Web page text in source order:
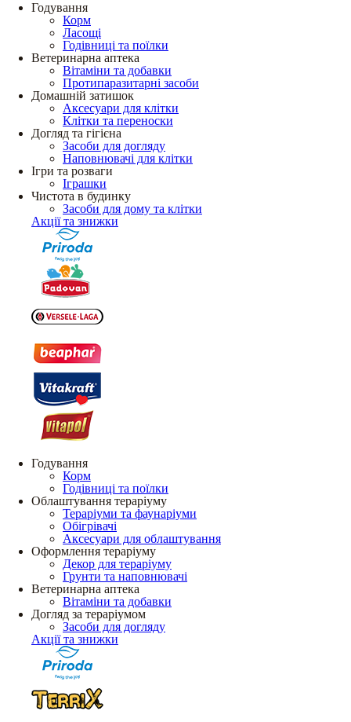
Годування
Корм
Ласощі
Годівниці та поїлки
Ветеринарна аптека
Вітаміни та добавки
Протипаразитарні засоби
Домашній затишок
Аксесуари для клітки
Клітки та переноски
Догляд та гігієна
Засоби для догляду
Наповнювачі для клітки
Ігри та розваги
Іграшки
Чистота в будинку
Засоби для дому та клітки
Акції та знижки
Годування
Корм
Годівниці та поїлки
Облаштування тераріуму
Тераріуми та фаунаріуми
Обігрівачі
Аксесуари для облаштування
Оформлення тераріуму
Декор для тераріуму
Грунти та наповнювачі
Ветеринарна аптека
Вітаміни та добавки
Догляд за тераріумом
Засоби для догляду
Акції та знижки